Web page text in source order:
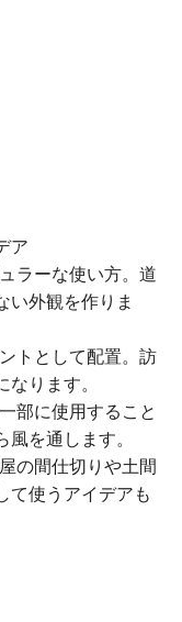
ア
ラーな使い方。道
い外観を作りま
トとして配置。訪
ります。
部に使用すること
を通します。
の間仕切りや土間
て使うアイデアも